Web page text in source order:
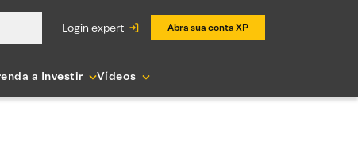
login expert Abra sua conta XP
a Investir Vídeos